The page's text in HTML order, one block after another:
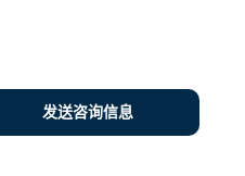
发送咨询信息